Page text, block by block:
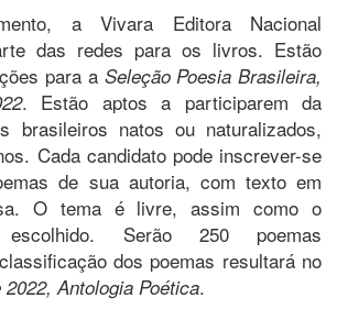
a Vivara Editora Nacional
das redes para os livros. Estão
para a Seleção Poesia Brasileira,
. Estão aptos a participarem da
brasileiros natos ou naturalizados,
Cada candidato pode inscrever-se
de sua autoria, com texto em
O tema é livre, assim como o
Serão 250 poemas
dos poemas resultará no
Antologia Poética.